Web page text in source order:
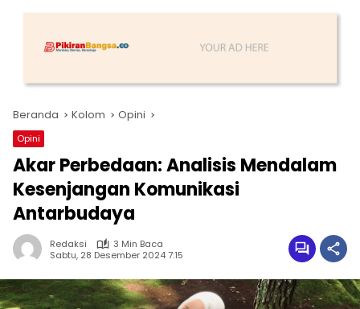
Beranda Kolom Opini
Opini
Akar Perbedaan: Analisis Mendalam
Kesenjangan Komunikasi
Antarbudaya
Redaksi
3 Min Baca
Sabtu, 28 Desember 2024 7:15